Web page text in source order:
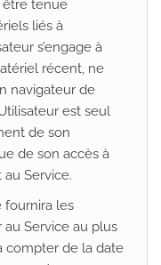
être tenue
liés à
s’engage à
récent, ne
navigateur de
est seul
de son
de son accès à
au Service.
fournira les
au Service au plus
compter de la date